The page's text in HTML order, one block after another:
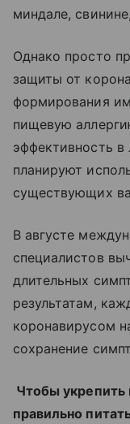
миндале,
Однако просто
защиты от
формирования
пищевую
эффективность
планируют
существующих
В августе
специалистов
длительных
результатам,
коронавирусом
сохранение
Чтобы укрепить
правильно